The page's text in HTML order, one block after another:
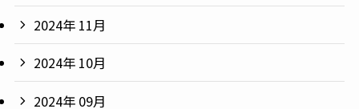
2024年 11月
2024年 10月
2024年 09月